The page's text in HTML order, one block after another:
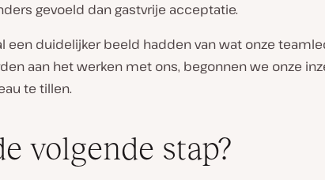
gevoeld dan gastvrije acceptatie.
een duidelijker beeld hadden van wat onze
aan het werken met ons, begonnen we onze
te tillen.
volgende stap?